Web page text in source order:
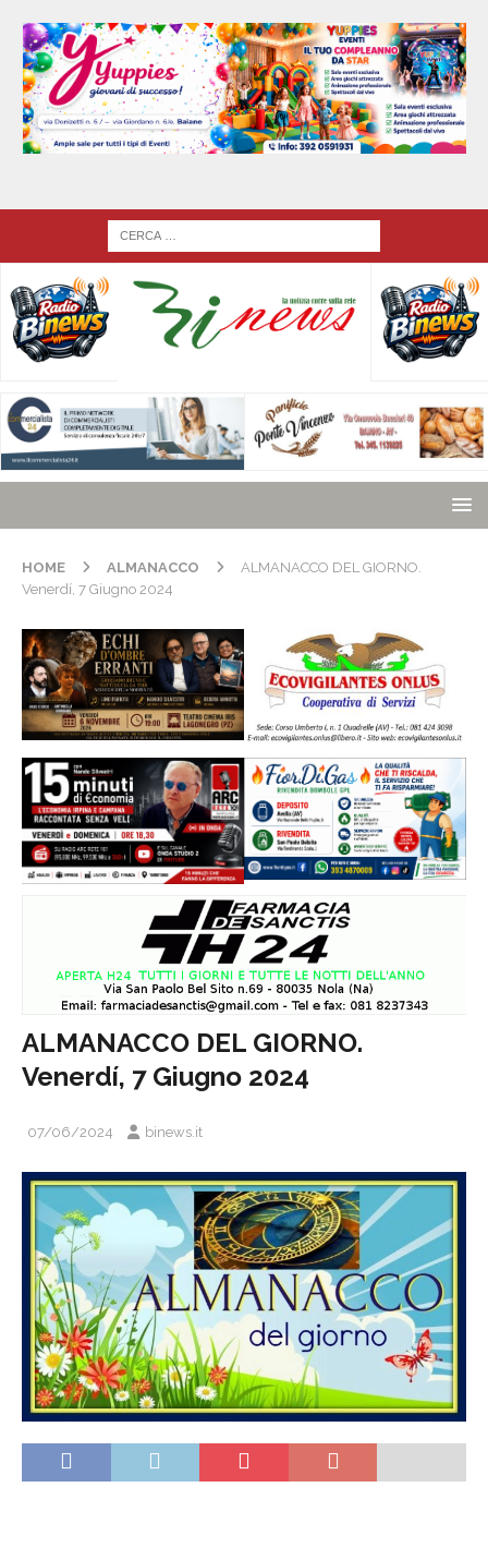
HOME ALMANACCO
ALMANACCO DEL GIORNO.
Venerdí, 7 Giugno 2024
ALMANACCO DEL GIORNO.
Venerdí, 7 Giugno 2024
07/06/2024 binews.it